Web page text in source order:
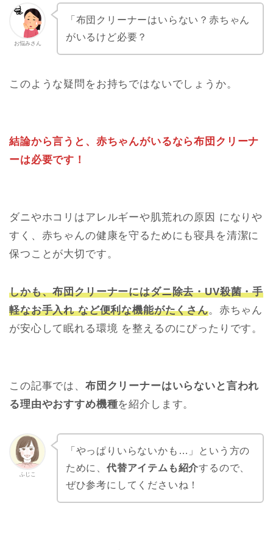
お悩みさん
「布団クリーナーはいらない？赤ちゃん
がいるけど必要？
このような疑問をお持ちではないでしょうか。
結論から言うと、赤ちゃんがいるなら布団クリーナ
ーは必要です！
ダニやホコリはアレルギーや肌荒れの原因 になりや
すく、赤ちゃんの健康を守るためにも寝具を清潔に
保つことが大切です。
しかも、布団クリーナーにはダニ除去・UV殺菌・手
軽なお手入れ など便利な機能がたくさん。赤ちゃん
が安心して眠れる環境 を整えるのにぴったりです。
この記事では、 布団クリーナーはいらないと言われ
る理由やおすすめ機種を紹介します。
ふじこ
「やっぱりいらないかも…」という方の
ために、 代替アイテムも紹介するので、
ぜひ参考にしてくださいね！